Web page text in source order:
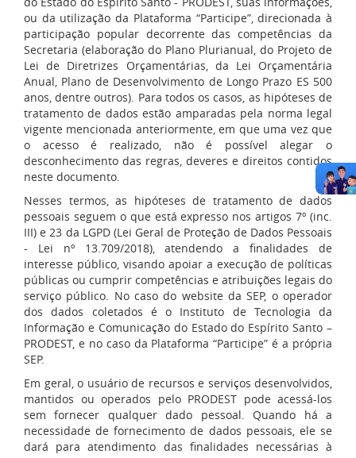
ou da utilização da Plataforma “Participe”, direcionada à
participação popular decorrente das competências da
Secretaria (elaboração do Plano Plurianual, do Projeto de
Lei de Diretrizes Orçamentárias, da Lei Orçamentária
Anual, Plano de Desenvolvimento de Longo Prazo ES 500
anos, dentre outros). Para todos os casos, as hipóteses de
tratamento de dados estão amparadas pela norma legal
vigente mencionada anteriormente, em que uma vez que
o acesso é realizado, não é possível alegar o
desconhecimento das regras, deveres e direitos contidos
neste documento.
Nesses termos, as hipóteses de tratamento de dados
pessoais seguem o que está expresso nos artigos 7º (inc.
III) e 23 da LGPD (Lei Geral de Proteção de Dados Pessoais
- Lei nº 13.709/2018), atendendo a finalidades de
interesse público, visando apoiar a execução de políticas
públicas ou cumprir competências e atribuições legais do
serviço público. No caso do website da SEP, o operador
dos dados coletados é o Instituto de Tecnologia da
Informação e Comunicação do Estado do Espírito Santo –
PRODEST, e no caso da Plataforma “Participe” é a própria
SEP.
Em geral, o usuário de recursos e serviços desenvolvidos,
mantidos ou operados pelo PRODEST pode acessá-los
sem fornecer qualquer dado pessoal. Quando há a
necessidade de fornecimento de dados pessoais, ele se
dará para atendimento das finalidades necessárias à